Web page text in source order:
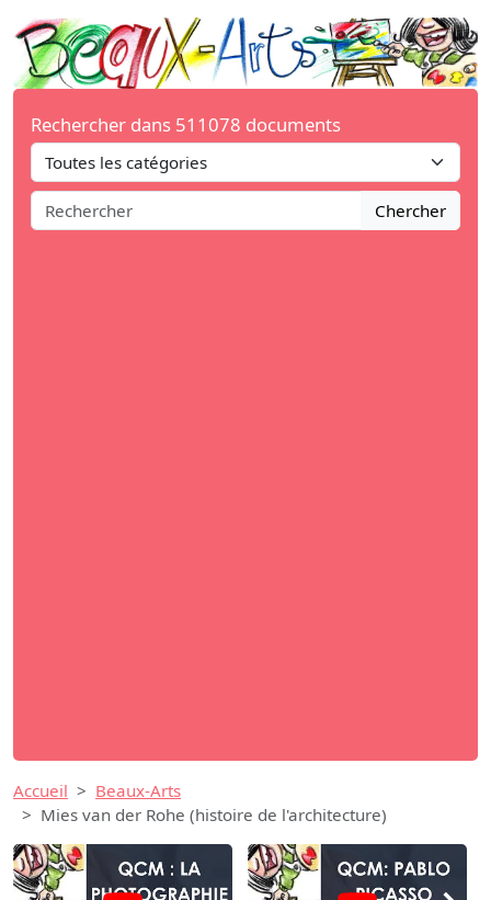
Rechercher dans 511078 documents
Chercher
Accueil
Beaux-Arts
Mies van der Rohe (histoire de l'architecture)